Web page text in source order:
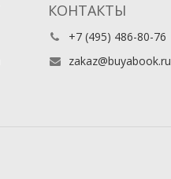
КОНТАКТЫ
+7 (495) 486-80-76
zakaz@buyabook.ru